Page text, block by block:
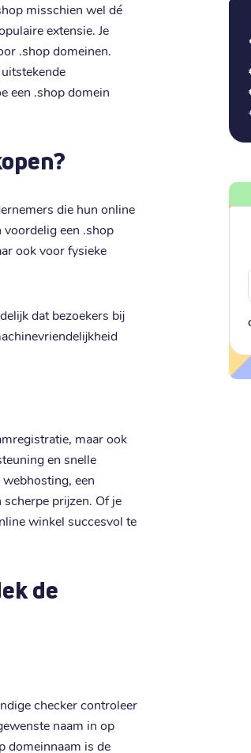
misschien wel dé
extensie. Je
.shop domeinen.
een .shop domein
die hun online
een .shop
ook voor fysieke
dat bezoekers bij
maar ook
en snelle
een
prijzen. Of je
winkel succesvol te
de
checker controleer
naam in op
domeinnaam is de